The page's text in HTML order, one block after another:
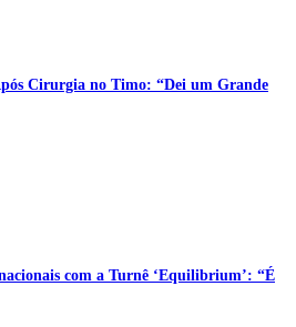
Cirurgia no Timo: “Dei um Grande
com a Turnê ‘Equilibrium’: “É